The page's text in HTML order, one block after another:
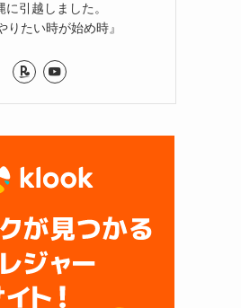
引越しました。
りたい時が始め時』